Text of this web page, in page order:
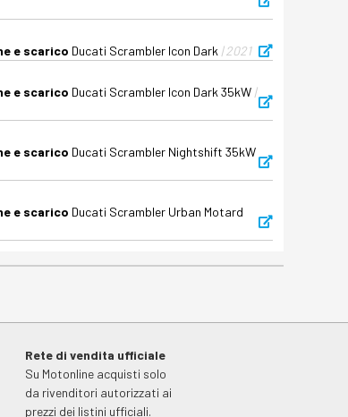
e scarico Ducati Scrambler Icon Dark | 2021
e scarico Ducati Scrambler Icon Dark 35kW |
e scarico Ducati Scrambler Nightshift 35kW
e scarico Ducati Scrambler Urban Motard
Rete di vendita ufficiale
Su Motonline acquisti solo
da rivenditori autorizzati ai
prezzi dei listini ufficiali.